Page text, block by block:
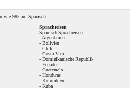
wie 985 auf Spanisch
Sprachreisen
Spanisch Sprachreisen
- Argentinien
- Bolivien
- Chile
- Costa Rica
- Dominikanische Republik
- Ecuador
- Guatemala
- Honduras
- Kolumbien
- Kuba